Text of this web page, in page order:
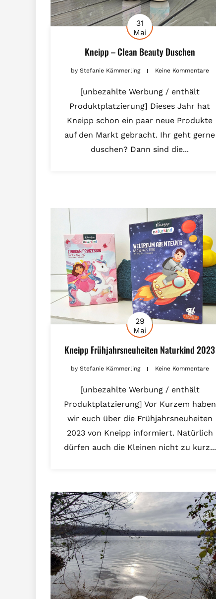
31
Mai
Kneipp – Clean Beauty Duschen
byStefanie Kämmerling Keine Kommentare
[unbezahlte Werbung / enthält
Produktplatzierung] Dieses Jahr hat
Kneipp schon ein paar neue Produkte
auf den Markt gebracht. Ihr geht gerne
duschen? Dann sind die...
29
Mai
Kneipp Frühjahrsneuheiten Naturkind 2023
byStefanie Kämmerling Keine Kommentare
[unbezahlte Werbung / enthält
Produktplatzierung] Vor Kurzem haben
wir euch über die Frühjahrsneuheiten
2023 von Kneipp informiert. Natürlich
dürfen auch die Kleinen nicht zu kurz...